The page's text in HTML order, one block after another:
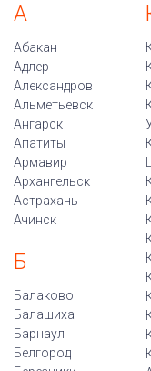
А
Абакан
Адлер
Александров
Альметьевск
Ангарск
Апатиты
Армавир
Архангельск
Астрахань
Ачинск
Б
Балаково
Балашиха
Барнаул
Белгород